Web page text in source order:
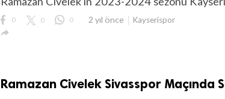
0 0 0 2 yıl önce Kayserispor

Ramazan Civelek Sivasspor Maçında